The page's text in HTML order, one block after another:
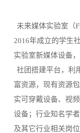
未来媒体实验室（
2016年成立的学生
实验室新媒体设备
社团搭建平台，利
富资源，现有资源
实可穿戴设备、视
设备；行业知名学
及其它行业相关岗